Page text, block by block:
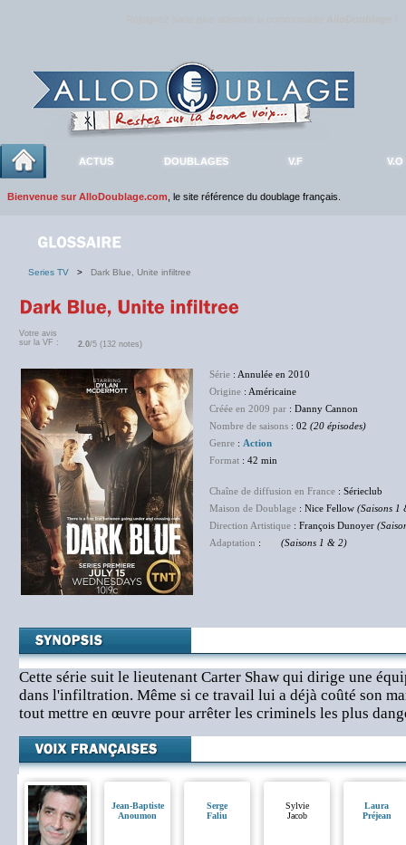
ACTUS DOUBLAGES V.F V.O
Bienvenue sur AlloDoublage.com , le site référence du doublage français.
Series TV > Dark Blue, Unite infiltree
Votre avis
sur la VF :
2.0/5 (132 notes)
Série : Annulée en 2010
Origine : Américaine
Créée en 2009 par : Danny Cannon
Nombre de saisons : 02 (20 épisodes)
Genre : Action
Format : 42 min
Chaîne de diffusion en France : Sérieclub
Maison de Doublage : Nice Fellow (Saisons 1
Direction Artistique : François Dunoyer
Adaptation : (Saisons 1 & 2)
Cette série suit le lieutenant Carter Shaw qui dirige une
dans l'infiltration. Même si ce travail lui a déjà coûté son
tout mettre en œuvre pour arrêter les criminels les plus
Jean-Baptiste
Anoumon
Serge
Faliu
Sylvie
Jacob
Laura
Préjean